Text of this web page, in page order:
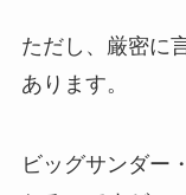
ただし、厳密に
あります。
ビッグサンダー